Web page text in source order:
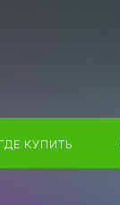
КУПИТЬ